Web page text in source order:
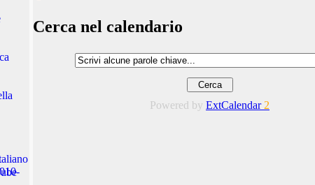
Cerca nel calendario
Powered by ExtCalendar 2